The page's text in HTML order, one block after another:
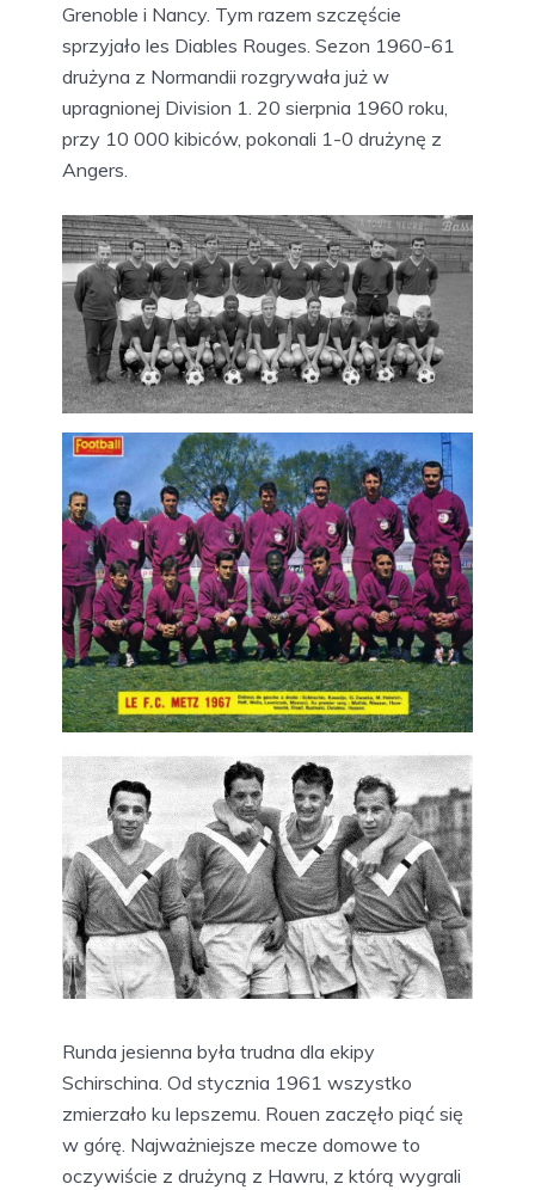
Grenoble i Nancy. Tym razem szczęście
sprzyjało les Diables Rouges. Sezon 1960-61
drużyna z Normandii rozgrywała już w
upragnionej Division 1. 20 sierpnia 1960 roku,
przy 10 000 kibiców, pokonali 1-0 drużynę z
Angers.
Runda jesienna była trudna dla ekipy
Schirschina. Od stycznia 1961 wszystko
zmierzało ku lepszemu. Rouen zaczęło piąć się
w górę. Najważniejsze mecze domowe to
oczywiście z drużyną z Hawru, z którą wygrali